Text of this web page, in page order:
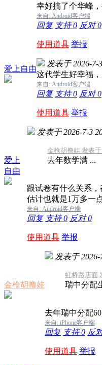
幸好搞了个华峰
来自: Android客户端
回复 支持0 反对0
使用道具 举报
爱上自由
发表于 2026-7-
这代学生好幸福
来自: Android客户端
回复 支持0 反对0
使用道具 举报
爱上
自由
发表于 2026-7-3
金枪胡撸娃 发表
去年数学满 ...
跟试卷有什么关系
估计也就是1万多一
来自: Android客户端
回复 支持0 反对0
使用道具 举报
金枪胡撸娃
发表于 2026-
虹桥路店面
瑞中分配
去年瑞中分配
来自: iPhone客户端
回复 支持0 反
使用道具 举报